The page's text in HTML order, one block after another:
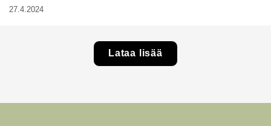
27.4.2024
Lataa lisää